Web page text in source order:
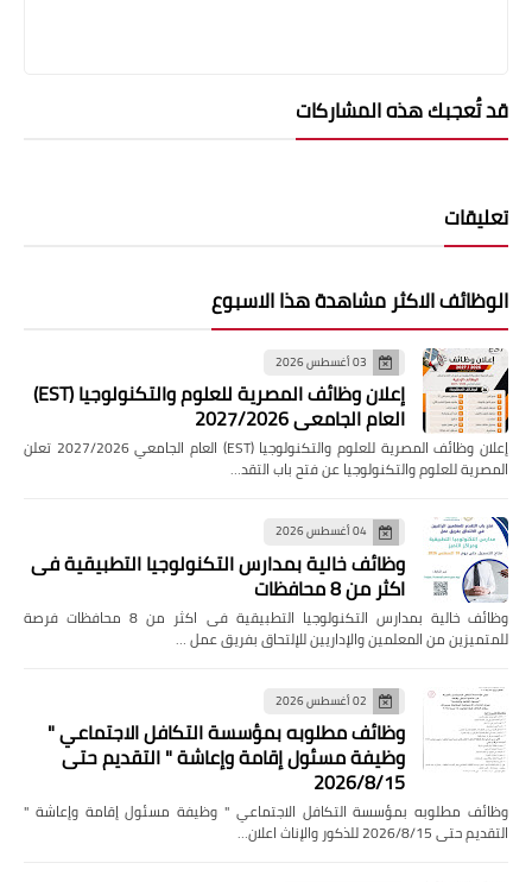
قد تُعجبك هذه المشاركات
تعليقات
الوظائف الاكثر مشاهدة هذا الاسبوع
03 أغسطس 2026
إعلان وظائف المصرية للعلوم والتكنولوجيا (EST)
العام الجامعي 2027/2026
إعلان وظائف المصرية للعلوم والتكنولوجيا (EST) العام الجامعي 2027/2026 تعلن
المصرية للعلوم والتكنولوجيا عن فتح باب التقد…
04 أغسطس 2026
وظائف خالية بمدارس التكنولوجيا التطبيقية فى
اكثر من 8 محافظات
وظائف خالية بمدارس التكنولوجيا التطبيقية فى اكثر من 8 محافظات فرصة
للمتميزين من المعلمين والإداريين للإلتحاق بفريق عمل …
02 أغسطس 2026
وظائف مطلوبه بمؤسسة التكافل الاجتماعي "
وظيفة مسئول إقامة وإعاشة " التقديم حتى
2026/8/15
وظائف مطلوبه بمؤسسة التكافل الاجتماعي " وظيفة مسئول إقامة وإعاشة "
التقديم حتى 2026/8/15 للذكور والإناث اعلان…